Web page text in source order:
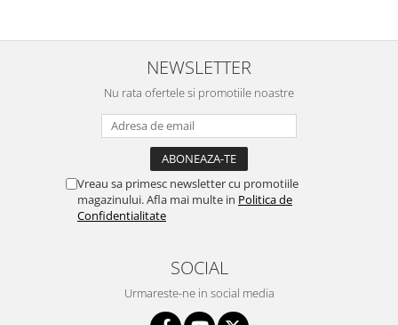
NEWSLETTER
Nu rata ofertele si promotiile noastre
Vreau sa primesc newsletter cu promotiile
magazinului. Afla mai multe in Politica de
Confidentialitate
SOCIAL
Urmareste-ne in social media